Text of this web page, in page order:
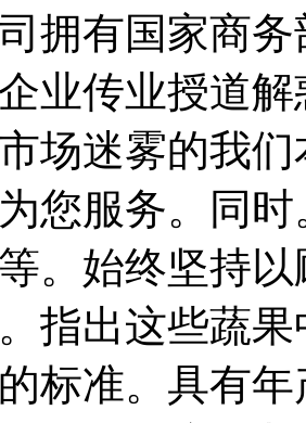
拥有国家商
业传业授道
场迷雾的我
您服务。同
。始终坚持
指出这些蔬
标准。具有